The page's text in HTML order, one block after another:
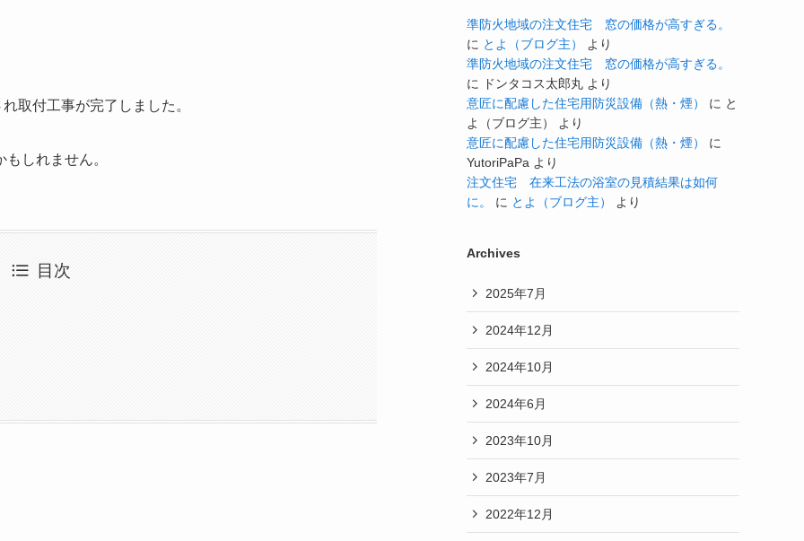
取付工事が完了しました。
しれません。
目次
準防火地域の注文住宅 窓の価格が高すぎる。
に とよ（ブログ主）
より
準防火地域の注文住宅 窓の価格が高すぎる。
に
ドンタコス太郎丸 より
意匠に配慮した住宅用防災設備（熱・煙）
に と
よ（ブログ主）
より
意匠に配慮した住宅用防災設備（熱・煙）
に
YutoriPaPa より
注文住宅 在来工法の浴室の見積結果は如何
に。
に とよ（ブログ主） より
Archives
2025年7月
2024年12月
2024年10月
2024年6月
2023年10月
2023年7月
2022年12月